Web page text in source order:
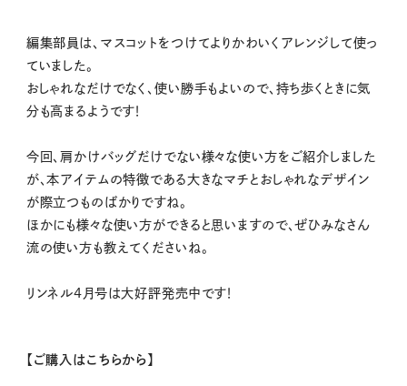
編集部員は、マスコットをつけてよりかわいくアレンジして使っ
ていました。
おしゃれなだけでなく、使い勝手もよいので、持ち歩くときに気
分も高まるようです！
今回、肩かけバッグだけでない様々な使い方をご紹介しました
が、本アイテムの特徴である大きなマチとおしゃれなデザイン
が際立つものばかりですね。
ほかにも様々な使い方ができると思いますので、ぜひみなさん
流の使い方も教えてくださいね。
リンネル4月号は大好評発売中です！
【ご購入はこちらから】